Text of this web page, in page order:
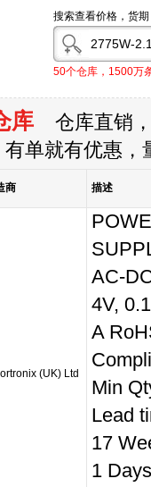
搜索查看价格，货
50个仓库，1500万
库 仓库直销，
单就有优惠
商 描述
(UK) Ltd
AC-
4V,
A
Min
Lead
17
1